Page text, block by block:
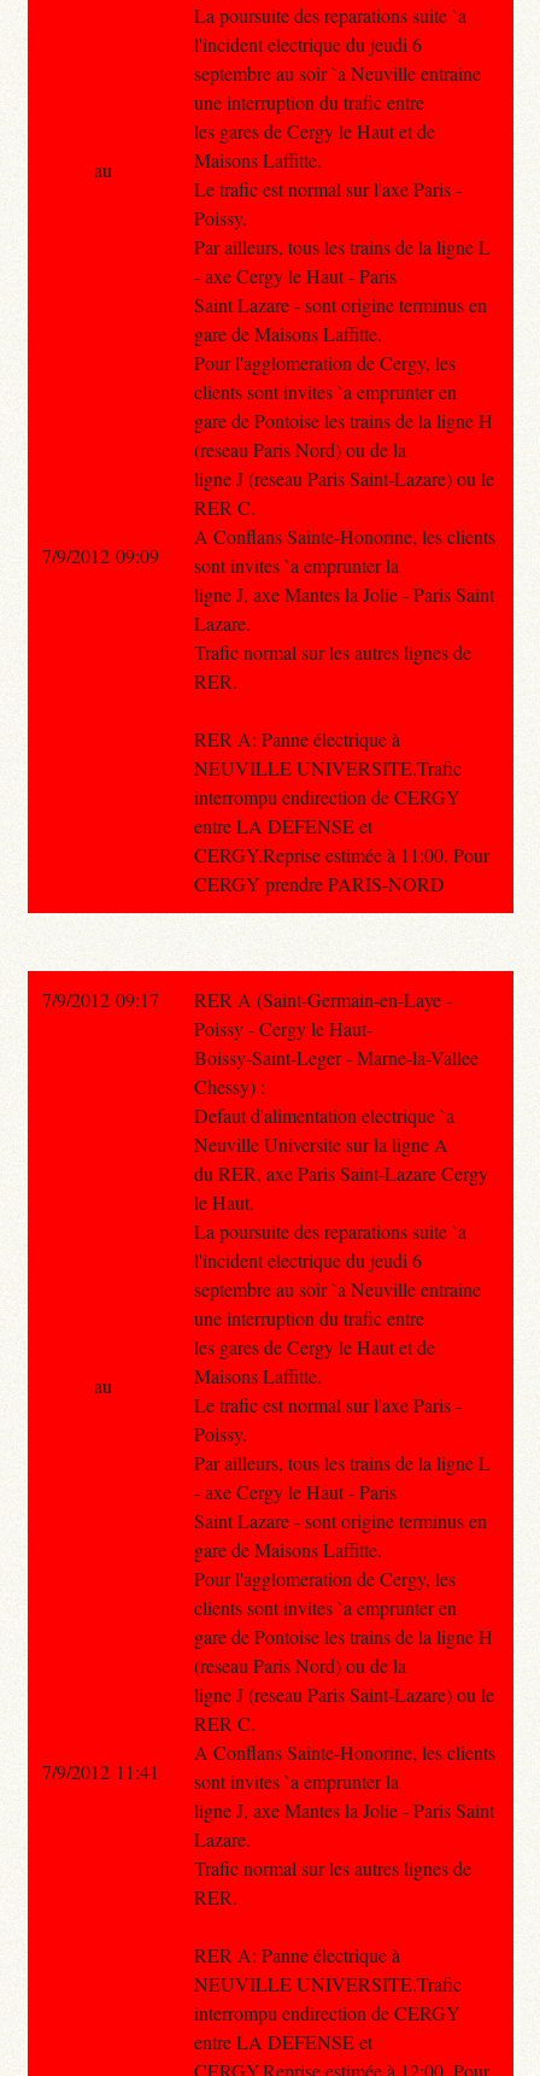
La poursuite des reparations suite `a
l'incident electrique du jeudi 6
septembre au soir `a Neuville entraine
une interruption du trafic entre
les gares de Cergy le Haut et de
Maisons Laffitte.
Le trafic est normal sur l'axe Paris -
Poissy.
Par ailleurs, tous les trains de la ligne L
- axe Cergy le Haut - Paris
Saint Lazare - sont origine terminus en
gare de Maisons Laffitte.
Pour l'agglomeration de Cergy, les
clients sont invites `a emprunter en
gare de Pontoise les trains de la ligne H
(reseau Paris Nord) ou de la
ligne J (reseau Paris Saint-Lazare) ou le
RER C.
A Conflans Sainte-Honorine, les clients
sont invites `a emprunter la
ligne J, axe Mantes la Jolie - Paris Saint
Lazare.
Trafic normal sur les autres lignes de
RER.
RER A: Panne électrique à
NEUVILLE UNIVERSITE.Trafic
interrompu endirection de CERGY
entre LA DEFENSE et
CERGY.Reprise estimée à 11:00. Pour
CERGY prendre PARIS-NORD
au
7/9/2012 09:09
7/9/2012 09:17
RER A (Saint-Germain-en-Laye -
Poissy - Cergy le Haut-
Boissy-Saint-Leger - Marne-la-Vallee
Chessy) :
Defaut d'alimentation electrique `a
Neuville Universite sur la ligne A
du RER, axe Paris Saint-Lazare Cergy
le Haut.
La poursuite des reparations suite `a
l'incident electrique du jeudi 6
septembre au soir `a Neuville entraine
une interruption du trafic entre
les gares de Cergy le Haut et de
Maisons Laffitte.
Le trafic est normal sur l'axe Paris -
Poissy.
Par ailleurs, tous les trains de la ligne L
- axe Cergy le Haut - Paris
Saint Lazare - sont origine terminus en
gare de Maisons Laffitte.
Pour l'agglomeration de Cergy, les
clients sont invites `a emprunter en
gare de Pontoise les trains de la ligne H
(reseau Paris Nord) ou de la
ligne J (reseau Paris Saint-Lazare) ou le
RER C.
A Conflans Sainte-Honorine, les clients
sont invites `a emprunter la
ligne J, axe Mantes la Jolie - Paris Saint
Lazare.
Trafic normal sur les autres lignes de
RER.
RER A: Panne électrique à
NEUVILLE UNIVERSITE.Trafic
interrompu endirection de CERGY
entre LA DEFENSE et
CERGY.Reprise estimée à 12:00. Pour
au
7/9/2012 11:41